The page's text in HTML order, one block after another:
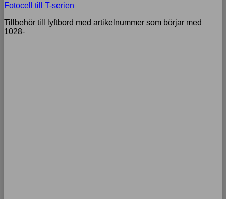
Fotocell till T-serien
Tillbehör till lyftbord med artikelnummer som börjar med
1028-